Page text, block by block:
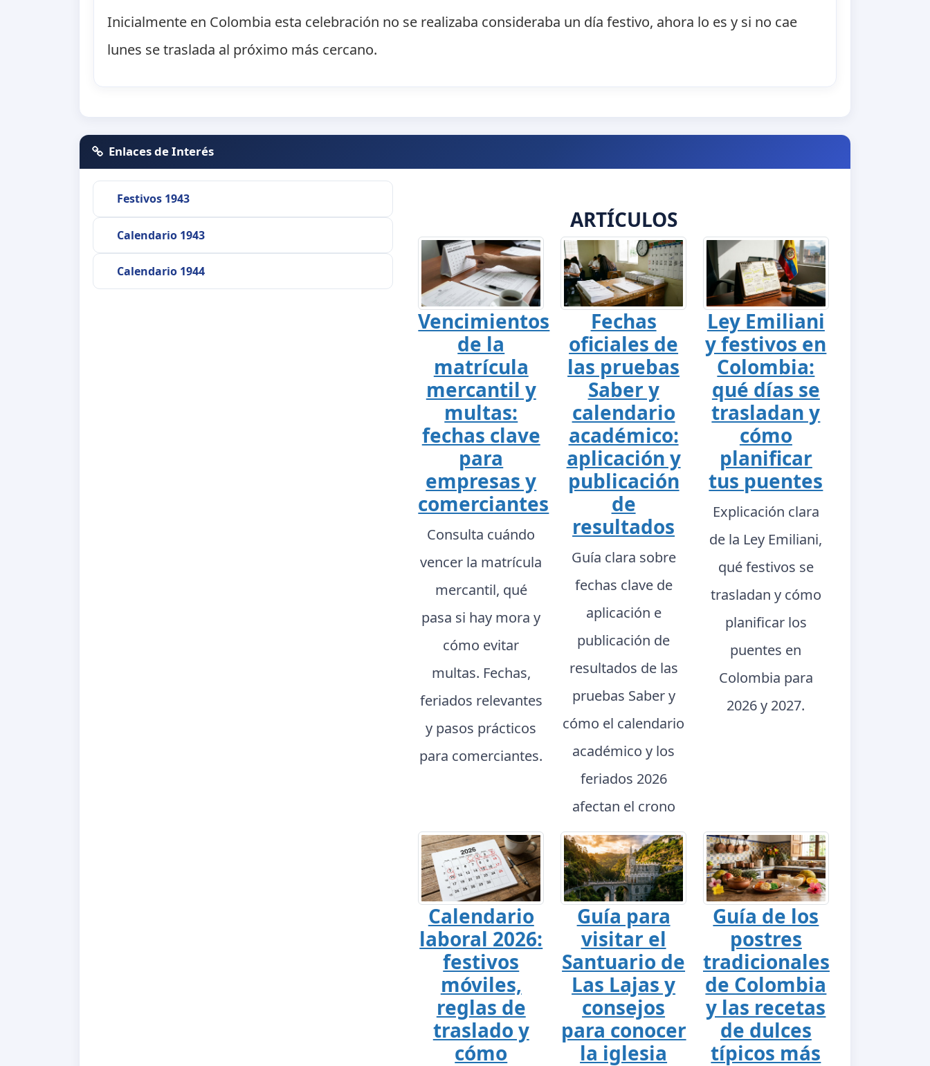
Inicialmente en Colombia esta celebración no se realizaba consideraba un día festivo, ahora lo es y si no cae
lunes se traslada al próximo más cercano.
Enlaces de Interés
Festivos 1943
Calendario 1943
Calendario 1944
ARTÍCULOS
Vencimientos
de la
matrícula
mercantil y
multas:
fechas clave
para
empresas y
comerciantes
Consulta cuándo
vencer la matrícula
mercantil, qué
pasa si hay mora y
cómo evitar
multas. Fechas,
feriados relevantes
y pasos prácticos
para comerciantes.
Fechas
oficiales de
las pruebas
Saber y
calendario
académico:
aplicación y
publicación
de
resultados
Guía clara sobre
fechas clave de
aplicación e
publicación de
resultados de las
pruebas Saber y
cómo el calendario
académico y los
feriados 2026
afectan el crono
Ley Emiliani
y festivos en
Colombia:
qué días se
trasladan y
cómo
planificar
tus puentes
Explicación clara
de la Ley Emiliani,
qué festivos se
trasladan y cómo
planificar los
puentes en
Colombia para
2026 y 2027.
Calendario
laboral 2026:
festivos
móviles,
reglas de
traslado y
cómo
Guía para
visitar el
Santuario de
Las Lajas y
consejos
para conocer
la iglesia
Guía de los
postres
tradicionales
de Colombia
y las recetas
de dulces
típicos más